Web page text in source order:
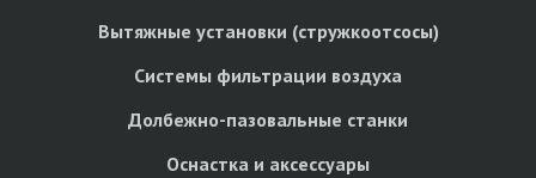
Вытяжные установки (стружкоотсосы)
Системы фильтрации воздуха
Долбежно-пазовальные станки
Оснастка и аксессуары